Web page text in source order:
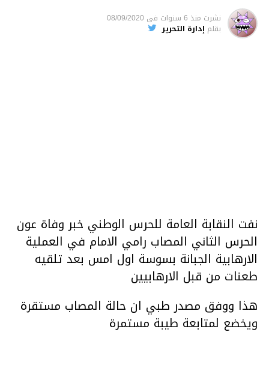
نشرت منذ 6 سنوات فى 08/09/2020
بقلم إدارة التحرير
نفت النقابة العامة للحرس الوطني خبر وفاة عون
الحرس الثاني المصاب رامي الامام في العملية
الارهابية الجبانة بسوسة اول امس بعد تلقيه
طعنات من قبل الارهابيين
هذا ووفق مصدر طبي ان حالة المصاب مستقرة
ويخضع لمتابعة طيبة مستمرة